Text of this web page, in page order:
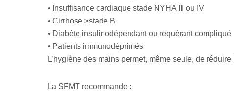
• Insuffisance cardiaque stade NYHA III ou IV
• Cirrhose ≥stade B
• Diabète insulinodépendant ou requérant compliqué
• Patients immunodéprimés
L’hygiène des mains permet, même seule, de
La SFMT recommande :